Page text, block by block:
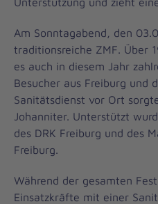
Am Sonntagabend, den
traditionsreiche ZMF. Über
es auch in diesem Jahr
Besucher aus Freiburg und
Sanitätsdienst vor Ort
Johanniter. Unterstützt
des DRK Freiburg und des
Freiburg.
Während der gesamten
Einsatzkräfte mit einer